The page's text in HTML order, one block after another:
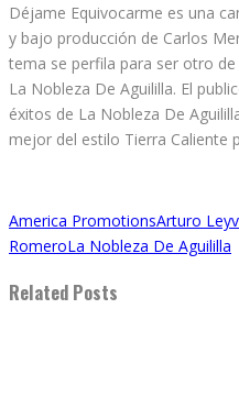
Déjame Equivocarme es una
y bajo producción de Carlos
tema se perfila para ser otro
La Nobleza De Aguililla. El
éxitos de La Nobleza De
mejor del estilo Tierra Caliente
America PromotionsArturo
RomeroLa Nobleza De Aguililla
Related Posts